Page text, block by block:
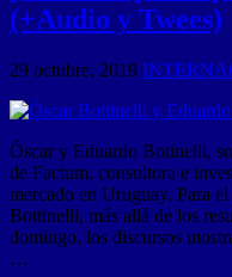
(+Audio y Twees)
29 octubre, 2019
Óscar y Eduardo Botinelli,
de Factum, consultora e
mercado en Uruguay. Para
Bottinelli, más allá de los
domingo, los discursos
…